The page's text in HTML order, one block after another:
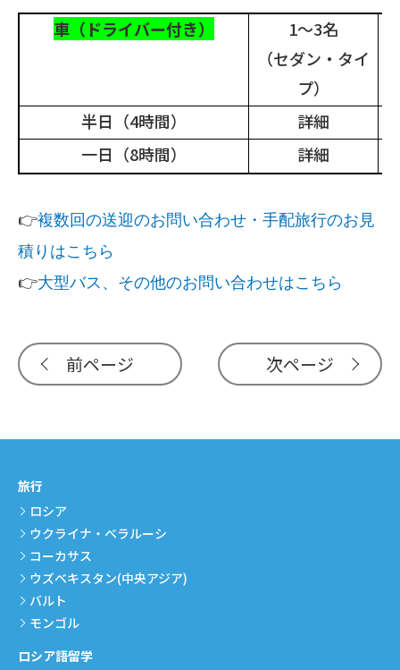
車（ドライバー付き） 1～3名
（セダン・タイ
プ）
半日（4時間）
詳細
一日（8時間） 詳細
👉複数回の送迎のお問い合わせ・手配旅行のお見
積りはこちら
👉大型バス、その他のお問い合わせはこちら
前ページ 次ページ
旅行
ロシア
ウクライナ・ベラルーシ
コーカサス
ウズベキスタン(中央アジア)
バルト
モンゴル
ロシア語留学